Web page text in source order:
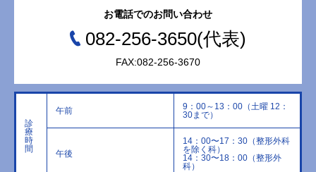
お電話でのお問い合わせ
082-256-3650(代表)
FAX:082-256-3670
診
療
時
間
午前
9：00～13：00（土曜 12：
30まで）
午後
14：00〜17：30（整形外科
を除く科）
14：30〜18：00（整形外
科）